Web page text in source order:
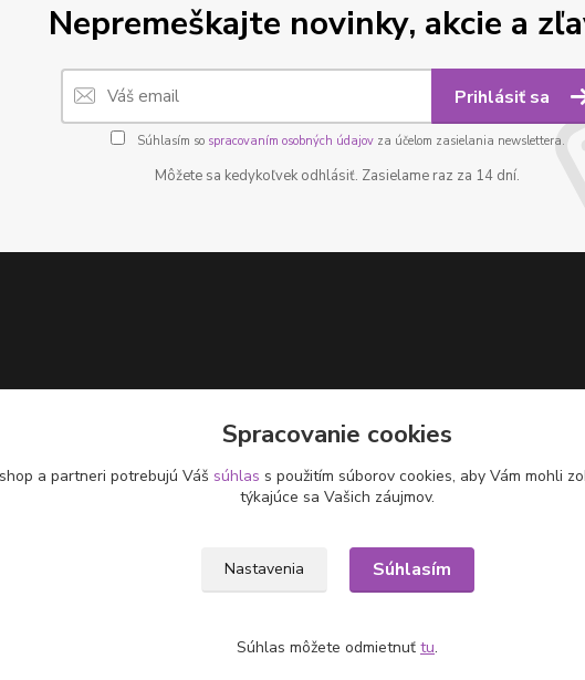
Nepremeškajte novinky, akcie a
Prihlásiť sa
Súhlasím so spracovaním osobných údajovza účelom zasielania newslettera.
Môžete sa kedykoľvek odhlásiť. Zasielame raz za 14 dní.
Spracovanie cookies
a partneri potrebujú Váš súhlas s použitím súborov cookies, aby Vám mohli
týkajúce sa Vašich záujmov.
Nastavenia Súhlasím
Súhlas môžete odmietnuť tu.